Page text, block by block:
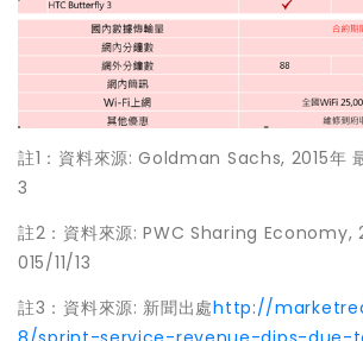
註1：資料來源: Goldman Sachs, 2015年
3
註2：資料來源: PWC Sharing Economy,
015/11/13
註3：資料來源: 新聞出處http://